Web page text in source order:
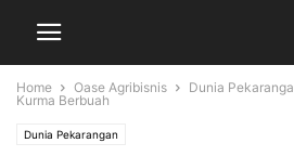
Home Oase Agribisnis Dunia
Kurma Berbuah
Dunia Pekarangan